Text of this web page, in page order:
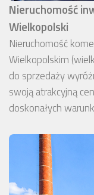
Nieruchomość
Wielkopolski
Nieruchomość
Wielkopolskim
do sprzedaży
swoją atrakcyjną
doskonałych